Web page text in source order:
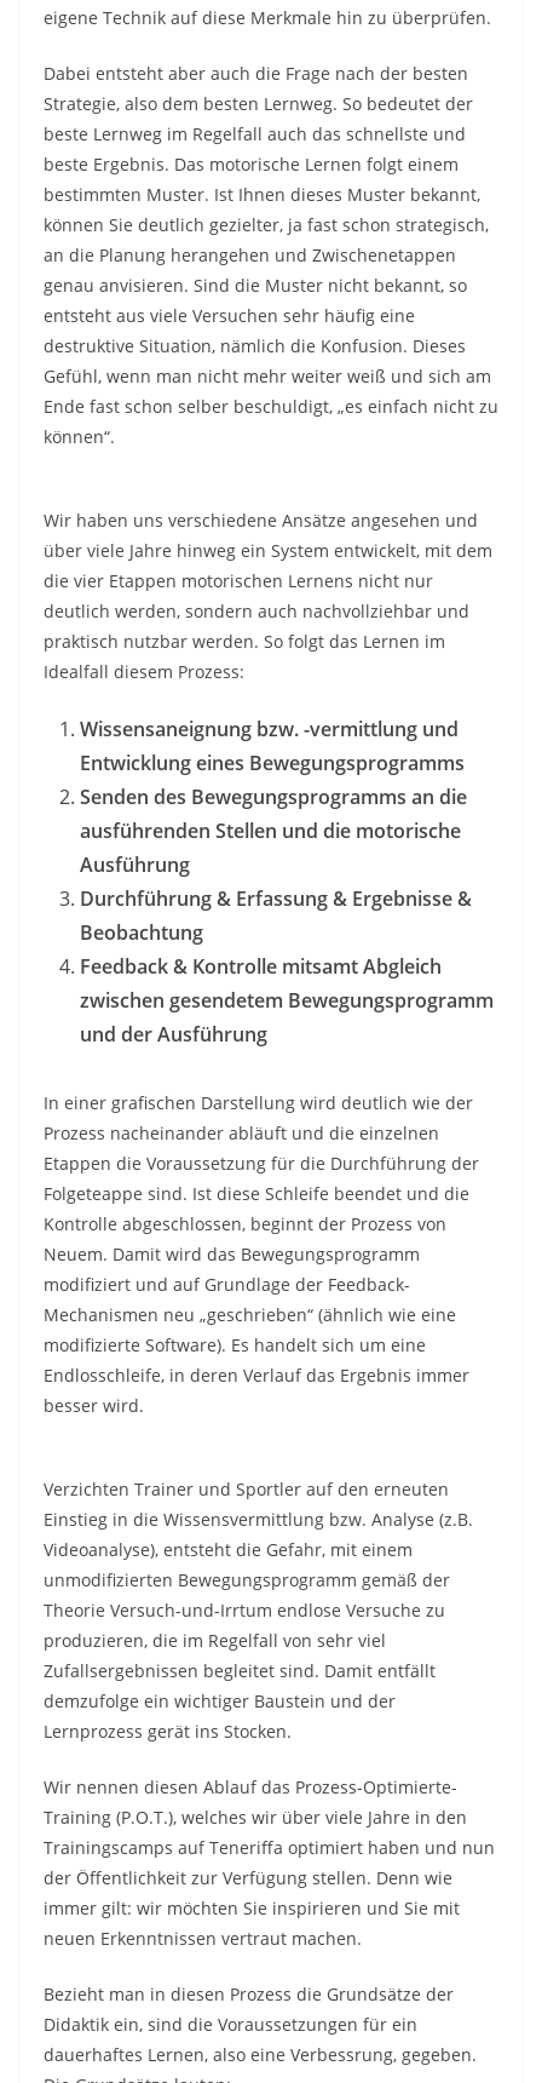
eigene Technik auf diese Merkmale hin zu überprüfen.
Dabei entsteht aber auch die Frage nach der besten
Strategie, also dem besten Lernweg. So bedeutet der
beste Lernweg im Regelfall auch das schnellste und
beste Ergebnis. Das motorische Lernen folgt einem
bestimmten Muster. Ist Ihnen dieses Muster bekannt,
können Sie deutlich gezielter, ja fast schon strategisch,
an die Planung herangehen und Zwischenetappen
genau anvisieren. Sind die Muster nicht bekannt, so
entsteht aus viele Versuchen sehr häufig eine
destruktive Situation, nämlich die Konfusion. Dieses
Gefühl, wenn man nicht mehr weiter weiß und sich am
Ende fast schon selber beschuldigt, „es einfach nicht zu
können“.
Wir haben uns verschiedene Ansätze angesehen und
über viele Jahre hinweg ein System entwickelt, mit dem
die vier Etappen motorischen Lernens nicht nur
deutlich werden, sondern auch nachvollziehbar und
praktisch nutzbar werden. So folgt das Lernen im
Idealfall diesem Prozess:
Wissensaneignung bzw. -vermittlung und
Entwicklung eines Bewegungsprogramms
Senden des Bewegungsprogramms an die
ausführenden Stellen und die motorische
Ausführung
Durchführung & Erfassung & Ergebnisse &
Beobachtung
Feedback & Kontrolle mitsamt Abgleich
zwischen gesendetem Bewegungsprogramm
und der Ausführung
In einer grafischen Darstellung wird deutlich wie der
Prozess nacheinander abläuft und die einzelnen
Etappen die Voraussetzung für die Durchführung der
Folgeteappe sind. Ist diese Schleife beendet und die
Kontrolle abgeschlossen, beginnt der Prozess von
Neuem. Damit wird das Bewegungsprogramm
modifiziert und auf Grundlage der Feedback-
Mechanismen neu „geschrieben“ (ähnlich wie eine
modifizierte Software). Es handelt sich um eine
Endlosschleife, in deren Verlauf das Ergebnis immer
besser wird.
Verzichten Trainer und Sportler auf den erneuten
Einstieg in die Wissensvermittlung bzw. Analyse (z.B.
Videoanalyse), entsteht die Gefahr, mit einem
unmodifizierten Bewegungsprogramm gemäß der
Theorie Versuch-und-Irrtum endlose Versuche zu
produzieren, die im Regelfall von sehr viel
Zufallsergebnissen begleitet sind. Damit entfällt
demzufolge ein wichtiger Baustein und der
Lernprozess gerät ins Stocken.
Wir nennen diesen Ablauf das Prozess-Optimierte-
Training (P.O.T.), welches wir über viele Jahre in den
Trainingscamps auf Teneriffa optimiert haben und nun
der Öffentlichkeit zur Verfügung stellen. Denn wie
immer gilt: wir möchten Sie inspirieren und Sie mit
neuen Erkenntnissen vertraut machen.
Bezieht man in diesen Prozess die Grundsätze der
Didaktik ein, sind die Voraussetzungen für ein
dauerhaftes Lernen, also eine Verbessrung, gegeben.